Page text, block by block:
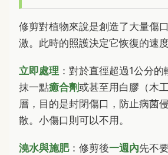
修剪對植物來說是創造了大量傷
激。此時的照護決定它恢復的速度
立即處理 ：對於直徑超過1公分
抹一點癒合劑或甚至用白膠（木
層，目的是封閉傷口，防止病菌
散。小傷口則可以不用。
澆水與施肥：修剪後一週內先不